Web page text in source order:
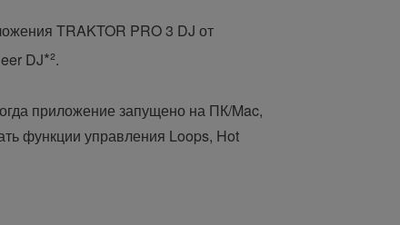
TRAKTOR PRO 3 DJ от
DJ*².
приложение запущено на ПК/Mac,
функции управления Loops, Hot